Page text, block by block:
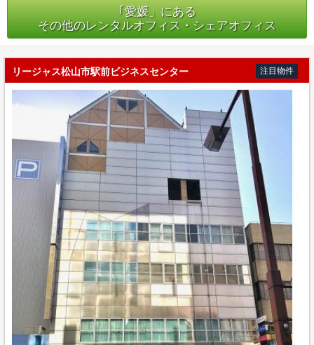
｢愛媛」にある
その他のレンタルオフィス・シェアオフィス
リージャス松山市駅前ビジネスセンター 注目物件